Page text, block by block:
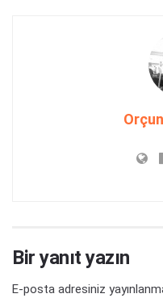
Bir yanıt yazın
E-posta adresiniz